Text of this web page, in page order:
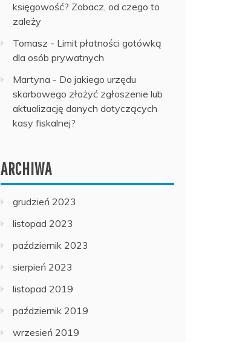
księgowość? Zobacz, od czego to
zależy
Tomasz - Limit płatności gotówką
dla osób prywatnych
Martyna - Do jakiego urzędu
skarbowego złożyć zgłoszenie lub
aktualizację danych dotyczących
kasy fiskalnej?
ARCHIWA
grudzień 2023
listopad 2023
październik 2023
sierpień 2023
listopad 2019
październik 2019
wrzesień 2019